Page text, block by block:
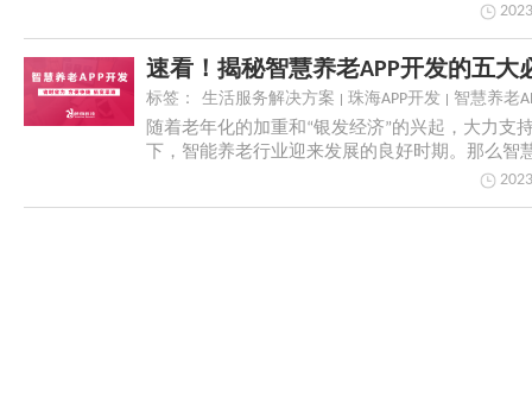
速看！揭秘智慧养老APP开发的五大
标签： 生活服务解决方案 珠海APP开发
智慧养老
随着老年化的加重和“银发经济”的兴起，大力支
下，智能养老行业迎来发展的良好时期。那么智